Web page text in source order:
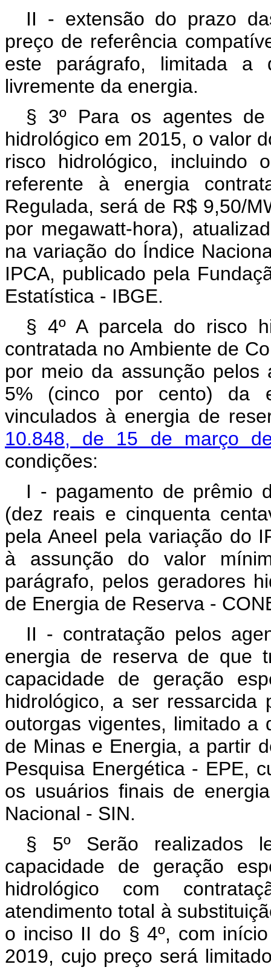
II - extensão do prazo
preço de referência
este parágrafo, limitada a
livremente da energia.
§ 3º Para os agentes
hidrológico em 2015, o valor
risco hidrológico, incluindo
referente à energia
Regulada, será de R$ 9,50/
por megawatt-hora),
na variação do Índice
IPCA, publicado pela
Estatística - IBGE.
§ 4º A parcela do risco
contratada no Ambiente de
por meio da assunção
5% (cinco por cento) da
vinculados à energia de
10.848, de 15 de março
condições:
I - pagamento de prêmio
(dez reais e cinquenta
pela Aneel pela variação do
à assunção do valor
parágrafo, pelos geradores
de Energia de Reserva -
II - contratação pelos
energia de reserva de que
capacidade de geração
hidrológico, a ser
outorgas vigentes, limitado a
de Minas e Energia, a partir
Pesquisa Energética - EPE,
os usuários finais de
Nacional - SIN.
§ 5º Serão realizados
capacidade de geração
hidrológico com
atendimento total à
o inciso II do § 4º, com
2019, cujo preço será